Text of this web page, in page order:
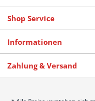
Shop Service
Informationen
Zahlung & Versand